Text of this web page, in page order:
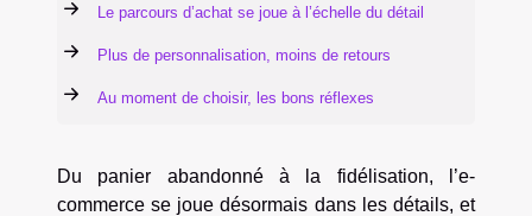
Le parcours d’achat se joue à l’échelle du détail
Plus de personnalisation, moins de retours
Au moment de choisir, les bons réflexes
Du panier abandonné à la fidélisation, l’e-
commerce se joue désormais dans les détails, et